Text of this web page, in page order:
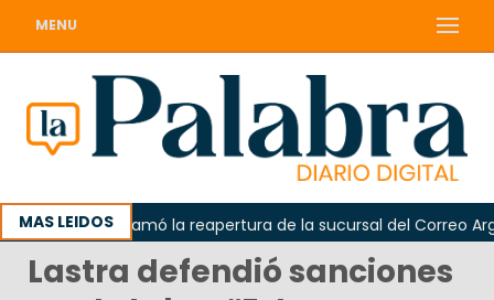
MENU
MAS LEIDOS
Odarda reclamó la reapertura de la sucursal del Correo
Lastra defendió sanciones